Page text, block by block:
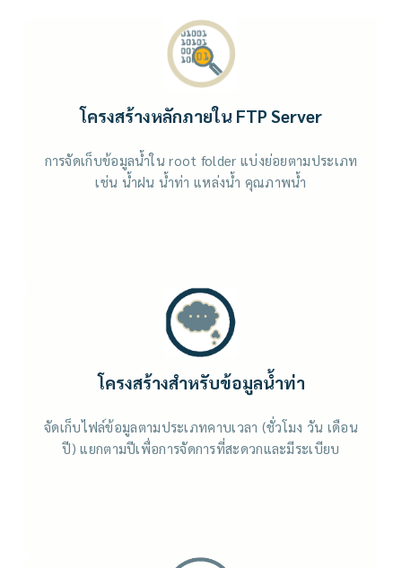
โครงสร้างหลักภายใน FTP Server
การจัดเก็บข้อมูลน้ำใน root folder แบ่งย่อยตามประเภท
เช่น น้ำฝน น้ำท่า แหล่งน้ำ คุณภาพน้ำ
โครงสร้างสำหรับข้อมูลน้ำท่า
จัดเก็บไฟล์ข้อมูลตามประเภทคาบเวลา (ชั่วโมง วัน เดือน
ปี) แยกตามปีเพื่อการจัดการที่สะดวกและมีระเบียบ